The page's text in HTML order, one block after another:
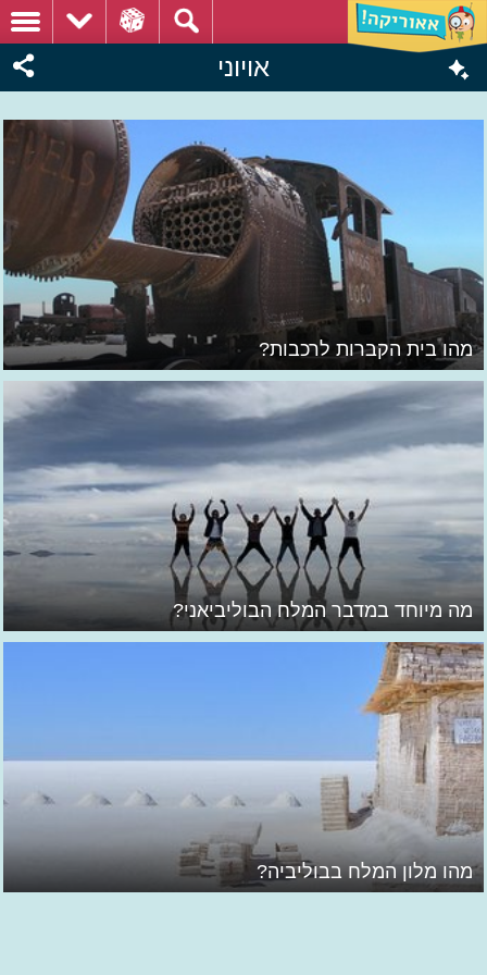
אויוני
מהו בית הקברות לרכבות?
מה מיוחד במדבר המלח הבוליביאני?
מהו מלון המלח בבוליביה?